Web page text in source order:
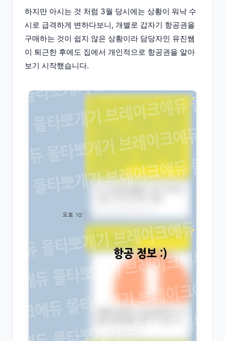
하지만 아시는 것 처럼 3월 당시에는 상황이 워낙 수
시로 급격하게 변하다보니, 개별로 갑자기 항공권을
구매하는 것이 쉽지 않은 상황이라 담당자인 유진쌤
이 퇴근한 후에도 집에서 개인적으로 항공권을 알아
보기 시작했습니다.